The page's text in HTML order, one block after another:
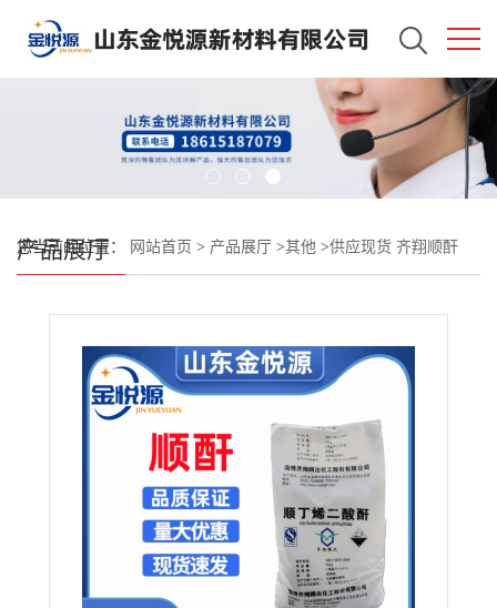
产品展厅
您当前的位置： 网站首页 > 产品展厅 >其他 >供应现货 齐翔顺酐